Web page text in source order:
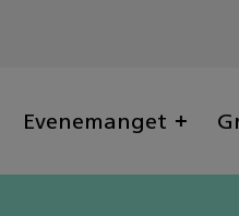
Evenemanget